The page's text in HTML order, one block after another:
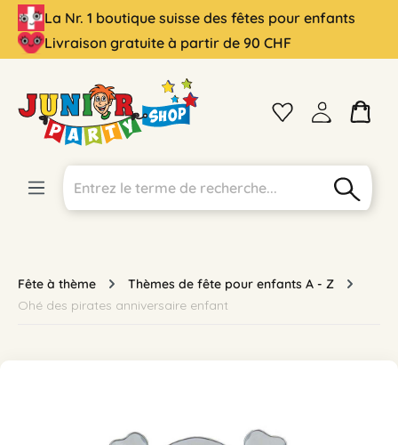
principal
La Nr. 1 boutique suisse des fêtes pour enfants
Livraison gratuite à partir de 90 CHF
Fête à thème
Thèmes de fête pour enfants A - Z
Ohé des pirates anniversaire enfant